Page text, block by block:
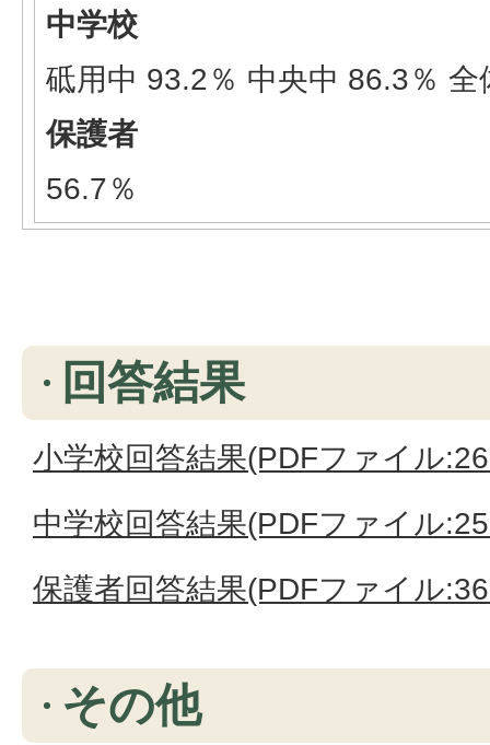
中学校
砥用中 93.2％ 中央中 86.3％ 全
保護者
56.7％
回答結果
小学校回答結果(PDFファイル
中学校回答結果(PDFファイル
保護者回答結果(PDFファイル
その他